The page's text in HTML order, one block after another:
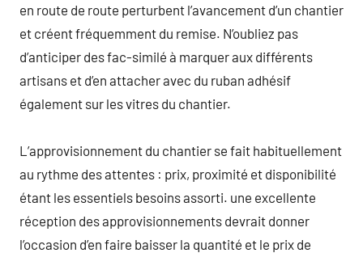
en route de route perturbent l’avancement d’un chantier
et créent fréquemment du remise. N’oubliez pas
d’anticiper des fac-similé à marquer aux différents
artisans et d’en attacher avec du ruban adhésif
également sur les vitres du chantier.
L’approvisionnement du chantier se fait habituellement
au rythme des attentes : prix, proximité et disponibilité
étant les essentiels besoins assorti. une excellente
réception des approvisionnements devrait donner
l’occasion d’en faire baisser la quantité et le prix de